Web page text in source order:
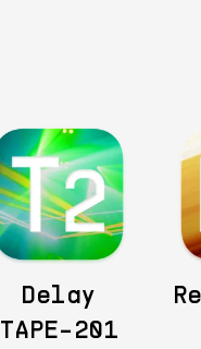
Delay
TAPE-201